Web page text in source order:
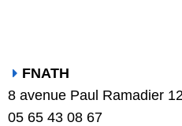
FNATH
8 avenue Paul Ramadier
05 65 43 08 67